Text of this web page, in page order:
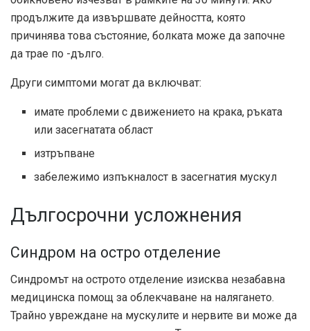
продължите да извършвате дейността, която
причинява това състояние, болката може да започне
да трае по -дълго.
Други симптоми могат да включват:
имате проблеми с движението на крака, ръката
или засегнатата област
изтръпване
забележимо изпъкналост в засегнатия мускул
Дългосрочни усложнения
Синдром на остро отделение
Синдромът на острото отделение изисква незабавна
медицинска помощ за облекчаване на налягането.
Трайно увреждане на мускулите и нервите ви може да